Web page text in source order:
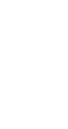
此文图片来自
权和其它问题